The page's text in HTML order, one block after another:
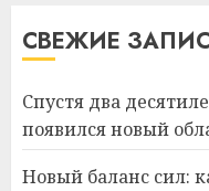
СВЕЖИЕ
Спустя два
появился новый
Новый баланс сил: